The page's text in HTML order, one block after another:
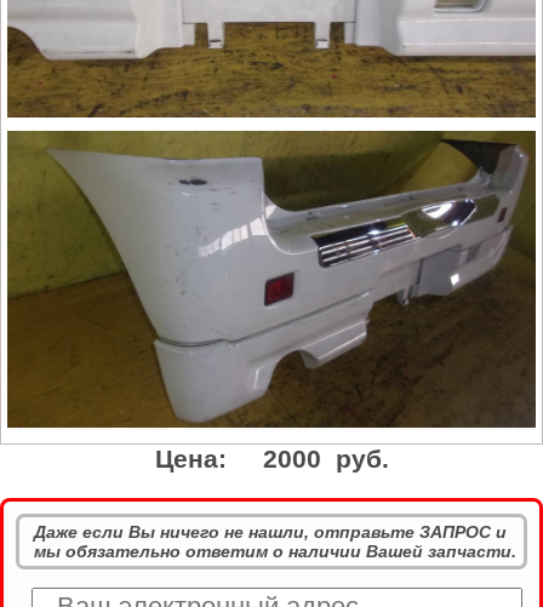
Цена: 2000 руб.
Даже если Вы ничего не нашли, отправьте ЗАПРОС и
мы обязательно ответим о наличии Вашей запчасти.